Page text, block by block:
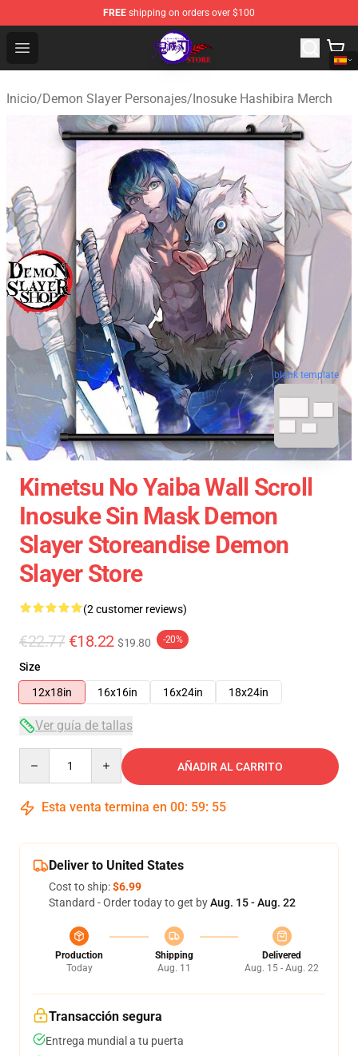
FREE shipping on orders over $100
Open menu
Kimetsu no Yaiba Store - Official Kimetsu no Yaiba
Inicio/Demon Slayer Personajes/Inosuke Hashibira Merch
blank template
Kimetsu No Yaiba Wall Scroll
Inosuke Sin Mask Demon
Slayer Storeandise Demon
Slayer Store
(2 customer reviews)
€22.77 €18.22 $19.80 -20%
Size
12x18in
16x16in 16x24in 18x24in
Ver guía de tallas
AÑADIR AL CARRITO
Esta venta termina en 00: 59: 54
Deliver to United States
Cost to ship:$6.99
Standard - Order today to get byAug. 15 - Aug. 22
Production
Today
Shipping
Aug. 11
Delivered
Aug. 15 - Aug. 22
Transacción segura
Entrega mundial a tu puerta